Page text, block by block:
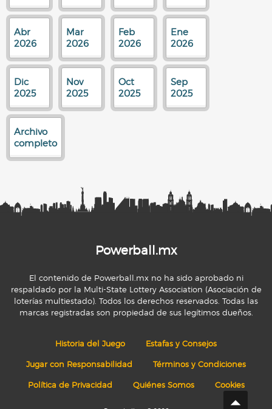
Abr
2026
Mar
2026
Feb
2026
Ene
2026
Dic
2025
Nov
2025
Oct
2025
Sep
2025
Archivo
completo
Powerball.mx
El contenido de Powerball.mx no ha sido aprobado ni
respaldado por la Multi-State Lottery Association (Asociación de
loterías multiestado). Todos los derechos reservados. Todas las
marcas registradas son propiedad de sus legítimos dueños.
Historia del Juego Estafas y Consejos
Jugar con Responsabilidad Términos y Condiciones
Política de Privacidad Quiénes Somos Cookies